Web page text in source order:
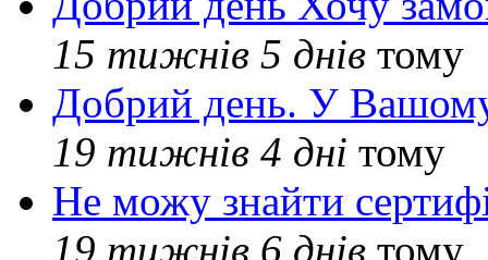
15 тижнів 5 днів тому
Добрий день. У Вашому
19 тижнів 4 дні тому
Не можу знайти
19 тижнів 6 днів тому